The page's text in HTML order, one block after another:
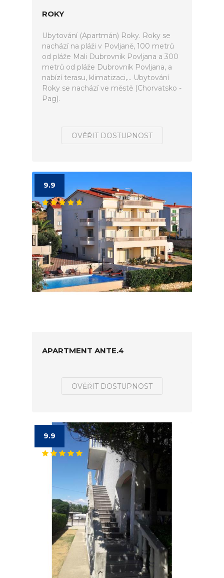
ROKY
Ubytování (Apartmán) Roky. Roky se
nachází na pláži v Povljaně, 100 metrů
od pláže Mali Dubrovnik Povljana a 300
metrů od pláže Dubrovnik Povljana, a
nabízí terasu, klimatizaci,... Ubytování
Roky se nachází ve městě (Chorvatsko -
Pag).
OVĚŘIT DOSTUPNOST
9.9
APARTMENT ANTE.4
OVĚŘIT DOSTUPNOST
9.9